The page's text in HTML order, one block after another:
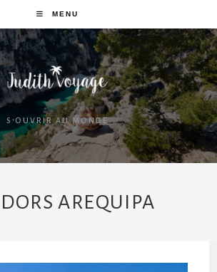
MENU
S'OUVRIR AU MONDE
AREQUIPA